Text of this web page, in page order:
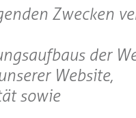
Zwecken
der
Website,
sowie